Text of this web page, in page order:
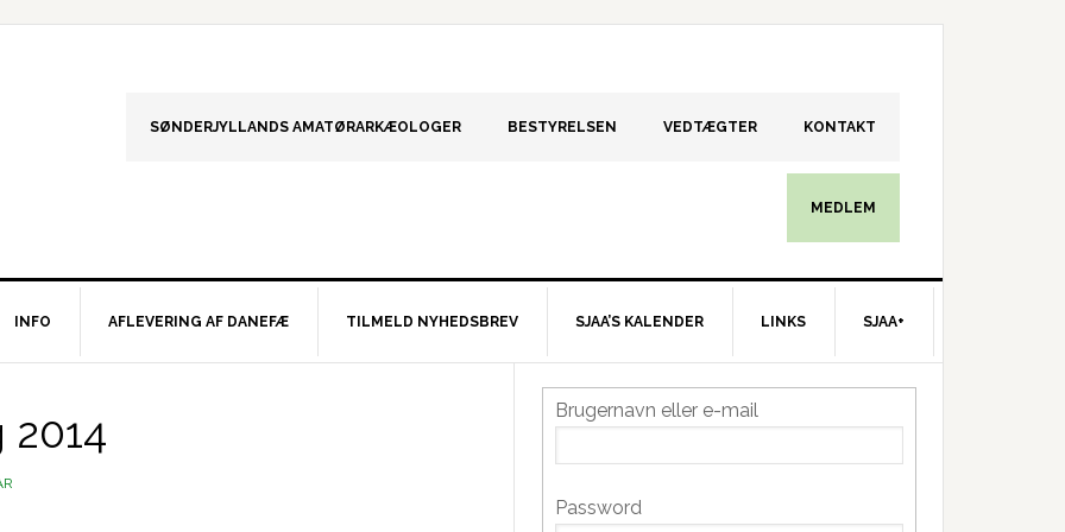
SØNDERJYLLANDS AMATØRARKÆOLOGER BESTYRELSEN VEDTÆGTER KONTAKT
MEDLEM
INFO AFLEVERING AF DANEFÆ TILMELD NYHEDSBREV SJAA’S KALENDER LINKS SJAA+
Primær
Sidebar
Brugernavn eller e-mail
Password